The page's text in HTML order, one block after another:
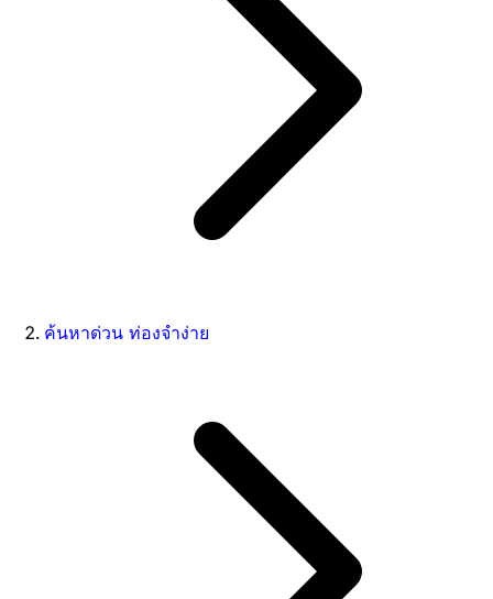
ค้นหาด่วน ท่องจำง่าย